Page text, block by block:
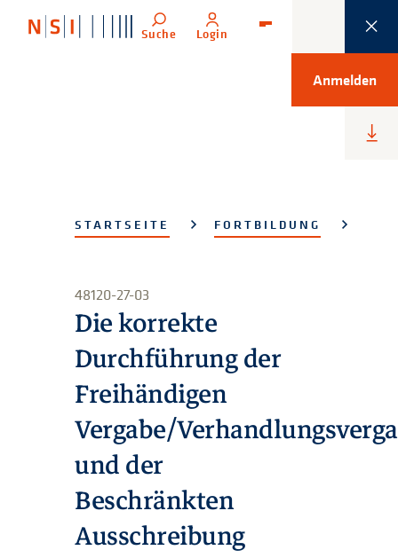
Suche Login
STARTSEITE FORTBILDUNG
48120-27-03
Die korrekte
Durchführung der
Freihändigen
Vergabe/
und der
Beschränkten
Ausschreibung
Anmelden